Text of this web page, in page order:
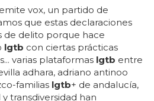
vox, un partido de
que estas declaraciones
de delito porque hace
lgtb con ciertas prácticas
varias plataformas lgtb entre
adhara, adriano antinoo
familias lgtb+ de andalucía,
y transdiversidad han